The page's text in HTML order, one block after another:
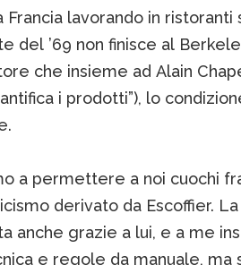
Francia lavorando in ristoranti
del ’69 non finisce al
che insieme ad Alain
i prodotti”), lo
a permettere a noi cuochi
derivato da Escoffier.
anche grazie a lui, e a me
e regole da manuale,